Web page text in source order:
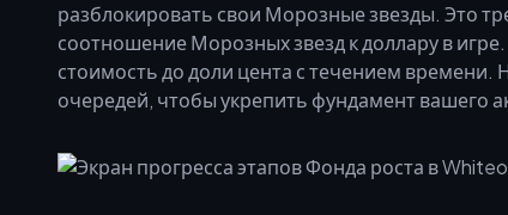
разблокировать свои Морозные звезды. Это
соотношение Морозных звезд к доллару в
стоимость до доли цента с течением времени.
очередей, чтобы укрепить фундамент вашего